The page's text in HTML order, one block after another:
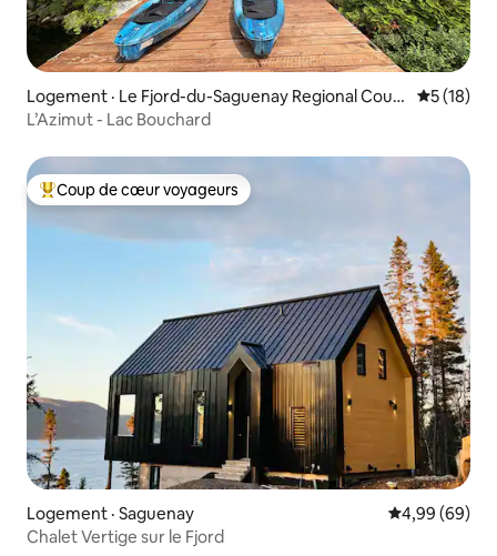
Logement · Le Fjord-du-Saguenay Regional Coun
ty Municipality
Note
5 (18)
L’Azimut - Lac Bouchard
Coup de cœur voyageurs parmi les plus aimés
Coup de cœur voyageurs
Logement · Saguenay Note
4,99 (69)
Chalet Vertige sur le Fjord